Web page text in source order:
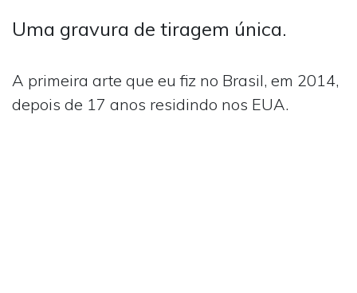
Uma gravura de tiragem única.
A primeira arte que eu fiz no Brasil, em 2014,
depois de 17 anos residindo nos EUA.